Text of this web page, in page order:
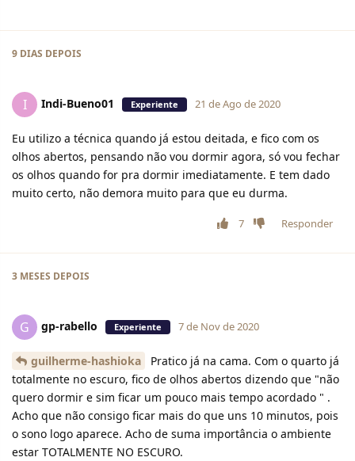
9 DIAS DEPOIS
I Indi-Bueno01 Experiente 21 de Ago de 2020
Eu utilizo a técnica quando já estou deitada, e fico com os
olhos abertos, pensando não vou dormir agora, só vou fechar
os olhos quando for pra dormir imediatamente. E tem dado
muito certo, não demora muito para que eu durma.
7 Responder
3 MESES DEPOIS
G gp-rabello Experiente 7 de Nov de 2020
guilherme-hashioka
Pratico já na cama. Com o quarto já
totalmente no escuro, fico de olhos abertos dizendo que "não
quero dormir e sim ficar um pouco mais tempo acordado " .
Acho que não consigo ficar mais do que uns 10 minutos, pois
o sono logo aparece. Acho de suma importância o ambiente
estar TOTALMENTE NO ESCURO.